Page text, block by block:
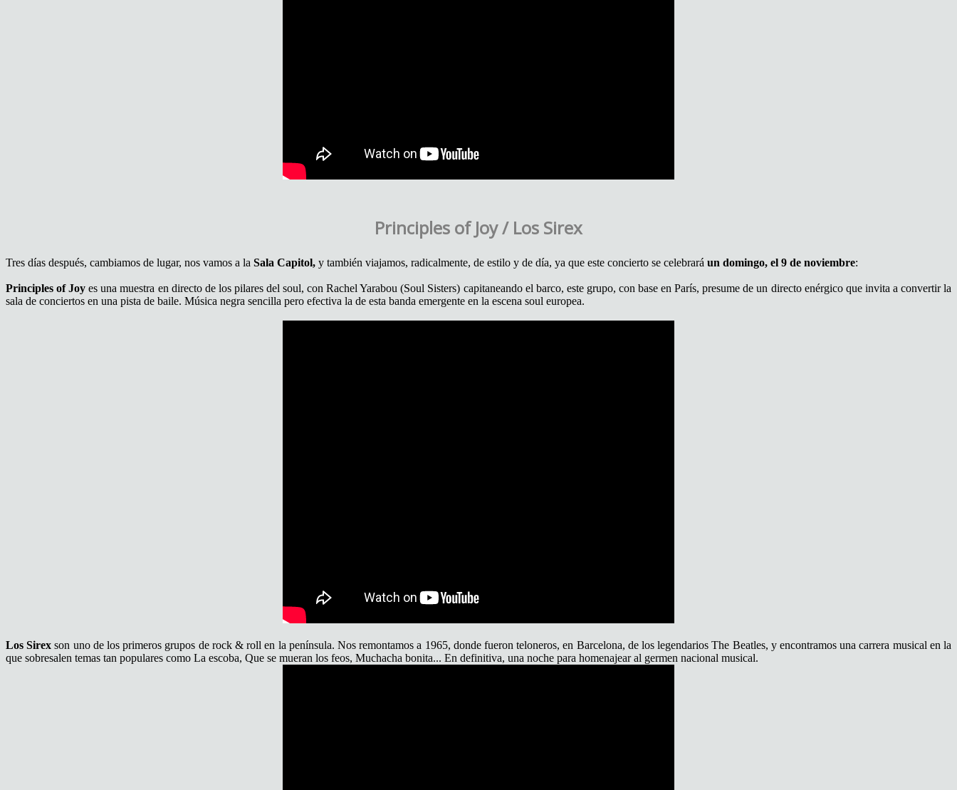
Principles of Joy / Los Sirex
Tres días después, cambiamos de lugar, nos vamos a la Sala Capitol, y también viajamos, radicalmente, de estilo y de día, ya que este concierto se celebrará un domingo, el 9 de noviembre:
Principles of Joy es una muestra en directo de los pilares del soul, con Rachel Yarabou (Soul Sisters) capitaneando el barco, este grupo, con base en París, presume de un directo enérgico que invita a convertir la
sala de conciertos en una pista de baile. Música negra sencilla pero efectiva la de esta banda emergente en la escena soul europea.
Los Sirexson uno de los primeros grupos de rock & roll en la península. Nos remontamos a 1965, donde fueron teloneros, en Barcelona, de los legendarios The Beatles, y encontramos una carrera musical en la
que sobresalen temas tan populares como La escoba, Que se mueran los feos, Muchacha bonita... En definitiva, una noche para homenajear al germen nacional musical.